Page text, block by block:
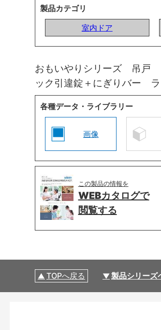
製品カテゴリ
室内ドア
おもいやりシリーズ 吊
ック引違錠＋にぎりバー
各種データ・ライブラリー
画像
この製品の情報を
WEBカタログで
閲覧する
TOPへ戻る 製品シリーズ